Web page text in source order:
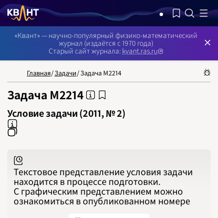
НОМЕРА СТАТЬИ ЗАДАЧИ УКАЗАТЕЛИ РУБРИКАТОРЫ
1971
1972
1973
1974
1975
1977
1978
1979
1987
1988
1989
1990
1991
1992
1993
NB: Сортировка результатов — по релевантности, поиск в номерах
«Квант» — научно-популярный физико-математический
журнал (издаётся с 1970 года)
Старый сайт журнала: kvant.ras.ru
Главная/Задачи/Задача М2214
Задача М2214
Условие задачи (2011, № 2)
Текстовое представление условия задачи
находится в процессе подготовки.
С графическим представлением можно
ознакомиться в опубликованном номере